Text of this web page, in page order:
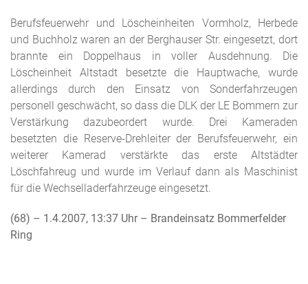
Berufsfeuerwehr und Löscheinheiten Vormholz, Herbede
und Buchholz waren an der Berghauser Str. eingesetzt, dort
brannte ein Doppelhaus in voller Ausdehnung. Die
Löscheinheit Altstadt besetzte die Hauptwache, wurde
allerdings durch den Einsatz von Sonderfahrzeugen
personell geschwächt, so dass die DLK der LE Bommern zur
Verstärkung dazubeordert wurde. Drei Kameraden
besetzten die Reserve-Drehleiter der Berufsfeuerwehr, ein
weiterer Kamerad verstärkte das erste Altstädter
Löschfahreug und wurde im Verlauf dann als Maschinist
für die Wechselladerfahrzeuge eingesetzt.
(68) – 1.4.2007, 13:37 Uhr – Brandeinsatz Bommerfelder
Ring